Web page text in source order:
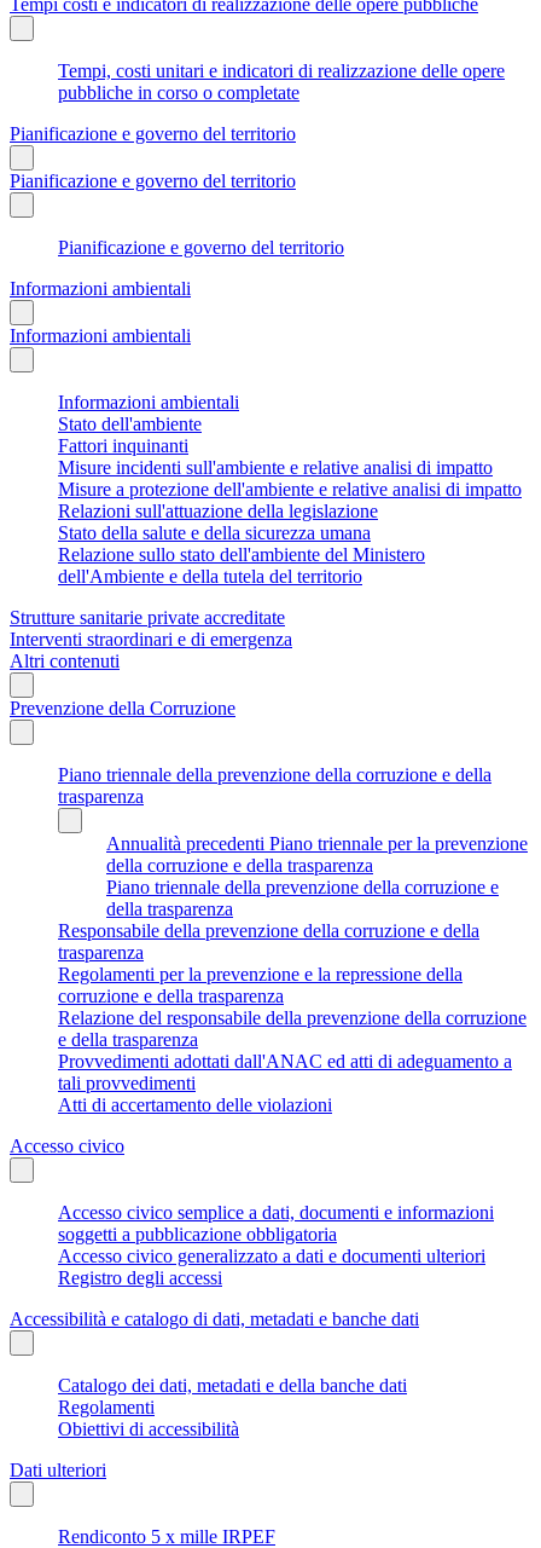
Tempi, costi unitari e indicatori di realizzazione delle opere
pubbliche in corso o completate
Pianificazione e governo del territorio
Pianificazione e governo del territorio
Pianificazione e governo del territorio
Informazioni ambientali
Informazioni ambientali
Informazioni ambientali
Stato dell'ambiente
Fattori inquinanti
Misure incidenti sull'ambiente e relative analisi di impatto
Misure a protezione dell'ambiente e relative analisi di impatto
Relazioni sull'attuazione della legislazione
Stato della salute e della sicurezza umana
Relazione sullo stato dell'ambiente del Ministero
dell'Ambiente e della tutela del territorio
Strutture sanitarie private accreditate
Interventi straordinari e di emergenza
Altri contenuti
Prevenzione della Corruzione
Piano triennale della prevenzione della corruzione e della
trasparenza
Annualità precedenti Piano triennale per la prevenzione
della corruzione e della trasparenza
Piano triennale della prevenzione della corruzione e
della trasparenza
Responsabile della prevenzione della corruzione e della
trasparenza
Regolamenti per la prevenzione e la repressione della
corruzione e della trasparenza
Relazione del responsabile della prevenzione della corruzione
e della trasparenza
Provvedimenti adottati dall'ANAC ed atti di adeguamento a
tali provvedimenti
Atti di accertamento delle violazioni
Accesso civico
Accesso civico semplice a dati, documenti e informazioni
soggetti a pubblicazione obbligatoria
Accesso civico generalizzato a dati e documenti ulteriori
Registro degli accessi
Accessibilità e catalogo di dati, metadati e banche dati
Catalogo dei dati, metadati e della banche dati
Regolamenti
Obiettivi di accessibilità
Dati ulteriori
Rendiconto 5 x mille IRPEF